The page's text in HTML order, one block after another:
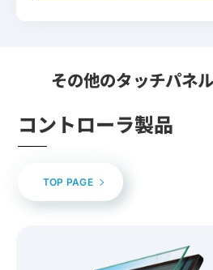
その他のタッチパネ
コントローラ製品
TOP PAGE